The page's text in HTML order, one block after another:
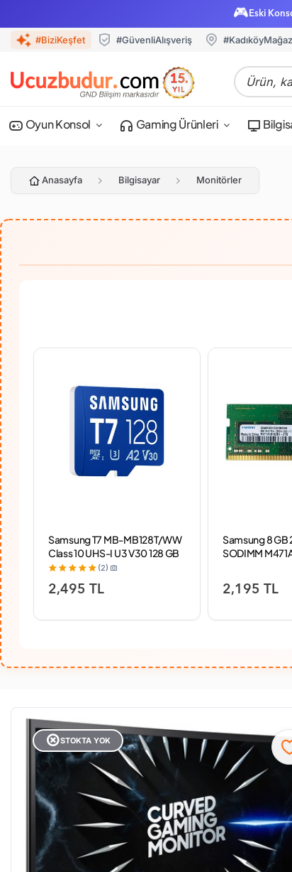
🎮 Eski
#BiziKeşfet #GüvenliAlışveriş
Oyun Konsol Gaming Ürünleri
Anasayfa Bilgisayar Monitörler
Samsung T7 MB-MB128T/WW
Class 10 UHS-I U3 V30 128 GB
Micro SD Kart
(2)
2,495 TL
Samsung 8 GB
SODIMM
2,195 TL
STOKTA YOK